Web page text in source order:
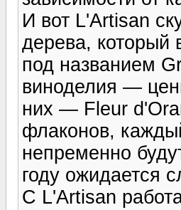
И вот L'Artisan
дерева, который
под названием
виноделия —
них — Fleur
флаконов,
непременно
году ожидается
С L'Artisan